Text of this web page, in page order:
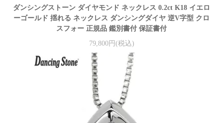
ダンシングストーン ダイヤモンド ネックレス 0.2ct K18 イエロ
ーゴールド 揺れる ネックレス ダンシングダイヤ 逆V字型 クロ
スフォー 正規品 鑑別書付 保証書付
79,800円(税込)